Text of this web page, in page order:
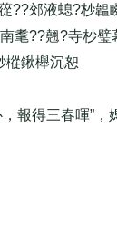
??郊液螅?杪韞
耄??翹?寺杪璧
樅鍬櫸沉恕
得三春暉”，